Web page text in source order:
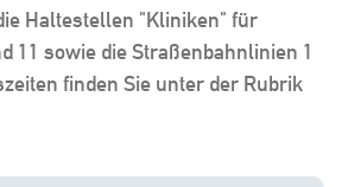
Haltestellen "Kliniken" für
11 sowie die Straßenbahnlinien 1
finden Sie unter der Rubrik